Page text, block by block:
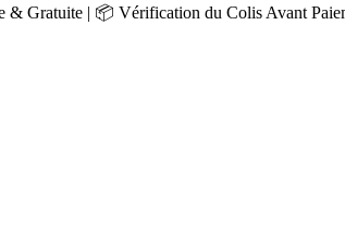
& Gratuite | 📦 Vérification du Colis Avant